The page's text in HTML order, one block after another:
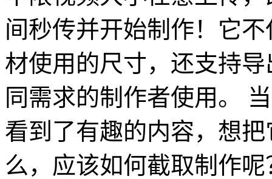
间秒传并开始制作！它
材使用的尺寸，还支持
同需求的制作者使用。
看到了有趣的内容，想
么，应该如何截取制作